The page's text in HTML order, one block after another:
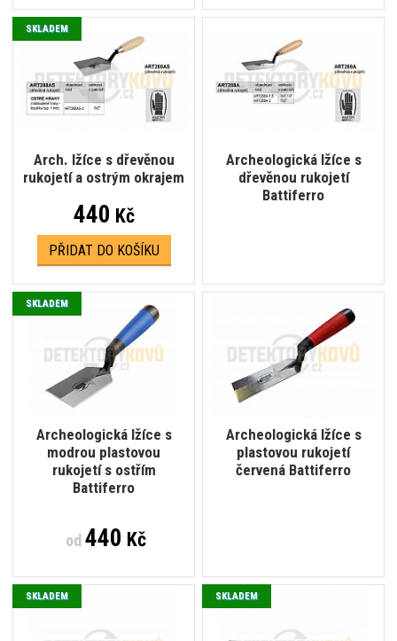
Arch. lžíce s dřevěnou
rukojetí a ostrým okrajem
SKLADEM
440 Kč
PŘIDAT DO KOŠÍKU
Archeologická lžíce s
dřevěnou rukojetí
Battiferro
Archeologická lžíce s
modrou plastovou
rukojetí s ostřím
Battiferro
SKLADEM
od440 Kč
Archeologická lžíce s
plastovou rukojetí
červená Battiferro
SKLADEM SKLADEM